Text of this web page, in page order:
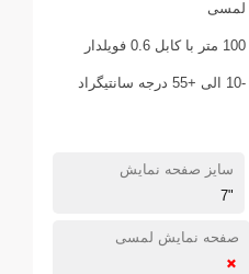
لمسی
100 متر با کابل 0.6 فویلدار
-10 الی +55 درجه سانتیگراد
سایز صفحه نمایش
"7
صفحه نمایش لمسی